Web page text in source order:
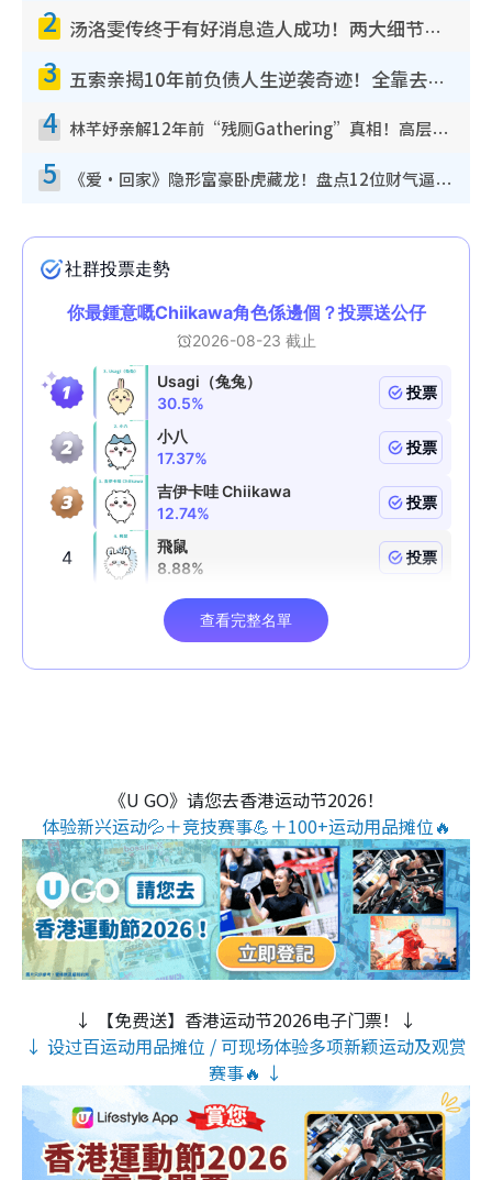
2 汤洛雯传终于有好消息造人成功！两大细节曝孕味极浓引猜测：大肚婆先会咁！
3 五索亲揭10年前负债人生逆袭奇迹！全靠去一地方转运后即遇上马先生
4 林芊妤亲解12年前“残厕Gathering”真相！高层解约一句话重创尊严，至今拒返TVB
5 《爱·回家》隐形富豪卧虎藏龙！盘点12位财气逼人的有钱艺人：这位美女3亿身家不愁做
《U GO》请您去香港运动节2026！
体验新兴运动💦＋竞技赛事💪＋100+运动用品摊位🔥
↓ 【免费送】香港运动节2026电子门票！↓
↓ 设过百运动用品摊位 / 可现场体验多项新颖运动及观赏
赛事🔥 ↓